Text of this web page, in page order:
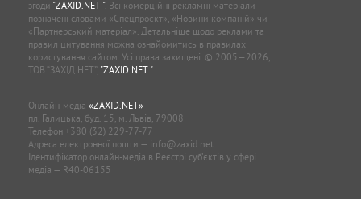
згоди "ZAXID.NET ". Всі комерційні рекламні матеріали
позначені словами «Спецпроєкт», «Новини компаній» чи
«Партнерський матеріал». Детальніше щодо реклами та
правил цитування можна ознайомитись в правилах
користування сайтом. Усі права захищені. © 2005—2026,
ТОВ “ЗАХІД.НЕТ”, "ZAXID.NET ".
Онлайн-медіа «ZAXID.NET»
пл. Галицька, буд. 15, м. Львів, 79008
Телефон +380 (32) 229-77-77
Адреса електронної пошти — info@zaxid.net
Ідентифікатор онлайн-медіа в Реєстрі суб'єктів у сфері
медіа — R40-06155